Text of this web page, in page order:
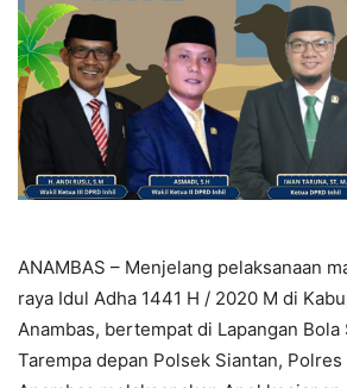
ANAMBAS – Menjelang pelaksanaan
raya Idul Adha 1441 H / 2020 M di
Anambas, bertempat di Lapangan Bola
Tarempa depan Polsek Siantan, Polres